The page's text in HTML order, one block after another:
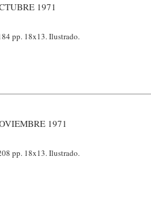
1971
pp. 18x13. Ilustrado.
1971
pp. 18x13. Ilustrado.